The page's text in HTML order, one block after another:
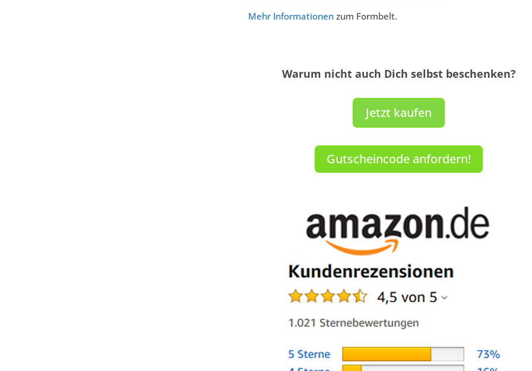
Mehr Informationenzum Formbelt.
Warum nicht auch Dich selbst beschenken?
Jetzt kaufen
Gutscheincode anfordern!